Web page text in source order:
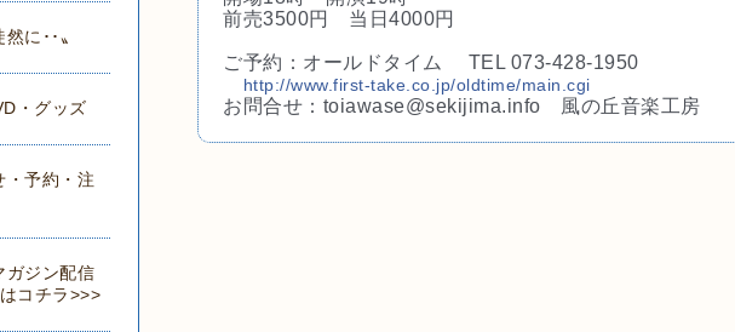
前売3500円 当日4000円
ご予約：オールドタイム TEL 073-428-1950
http://www.first-take.co.jp/oldtime/main.cgi
お問合せ：toiawase@sekijima.info 風の丘音楽工房
に･･〟
・グッズ
・予約・注
ガジン配信
コチラ>>>